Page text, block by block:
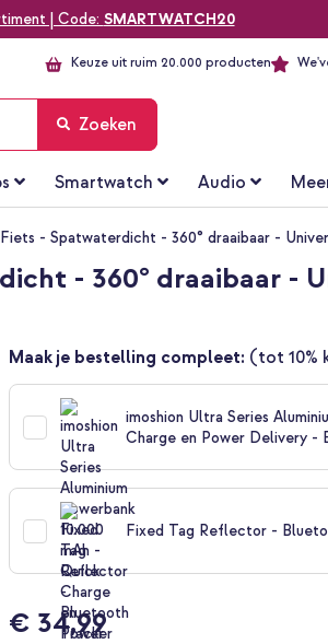
| Code: SMARTWATCH20
Keuze uit ruim 20.000 producten
Zoeken
Smartwatch Audio
- Spatwaterdicht - 360° draaibaar -
- 360° draaibaar -
Maak je bestelling compleet: (tot 10%
imoshion Ultra Series
Charge en Power Delivery -
Fixed Tag Reflector -
€ 34,99